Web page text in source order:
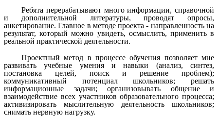
Ребята перерабатывают много информации, справочной
и дополнительной литературы, проводят опросы,
анкетирование. Главное в методе проекта - направленность на
результат, который можно увидеть, осмыслить, применить в
реальной практической деятельности.
Проектный метод в процессе обучения позволяет мне
развивать учебные умения и навыки (анализ, синтез,
постановка целей, поиск и решение проблем);
коммуникативный потенциал школьников; решать
информационные задачи; организовывать общение и
взаимодействие всех участников образовательного процесса;
активизировать мыслительную деятельность школьников;
снимать нервную нагрузку.